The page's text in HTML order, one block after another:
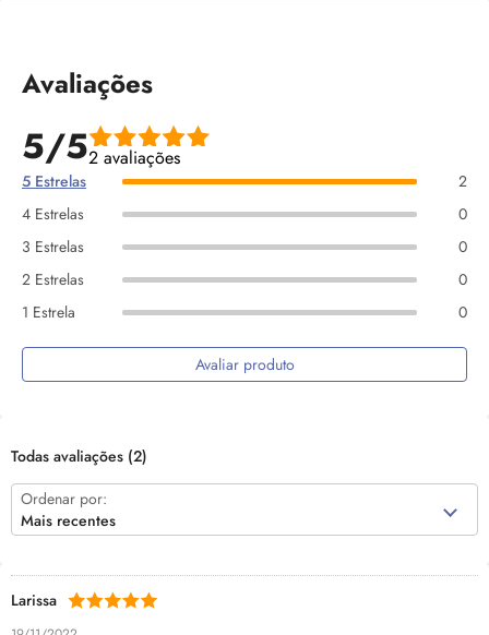
Avaliações
5/52 avaliações
5 Estrelas
2
4 Estrelas
0
3 Estrelas
0
2 Estrelas
0
1 Estrela
0
Avaliar produto
Todas avaliações (2)
Ordenar por:
Mais recentes
Larissa